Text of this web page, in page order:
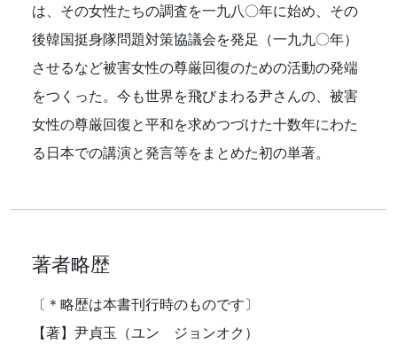
は、その女性たちの調査を一九八〇年に始め、その
後韓国挺身隊問題対策協議会を発足（一九九〇年）
させるなど被害女性の尊厳回復のための活動の発端
をつくった。今も世界を飛びまわる尹さんの、被害
女性の尊厳回復と平和を求めつづけた十数年にわた
る日本での講演と発言等をまとめた初の単著。
著者略歴
〔＊略歴は本書刊行時のものです〕
【著】尹貞玉（ユン ジョンオク）